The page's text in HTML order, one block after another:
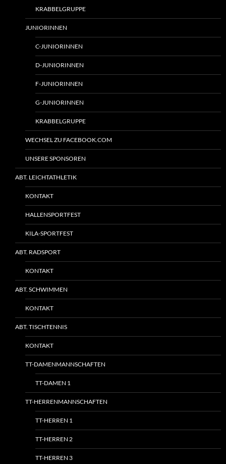
KRABBELGRUPPE
JUNIORINNEN
C-JUNIORINNEN
D-JUNIORINNEN
F-JUNIORINNEN
G-JUNIORINNEN
KRABBELGRUPPE
WECHSEL ZU FACEBOOK.COM
UNSERE SPONSOREN
ABT. LEICHTATHLETIK
KONTAKT
HALLENSPORTFEST
KILA-SPORTFEST
ABT. RADSPORT
KONTAKT
ABT. SCHWIMMEN
KONTAKT
ABT. TISCHTENNIS
KONTAKT
TT-DAMENMANNSCHAFTEN
TT-DAMEN 1
TT-HERRENMANNSCHAFTEN
TT-HERREN 1
TT-HERREN 2
TT-HERREN 3